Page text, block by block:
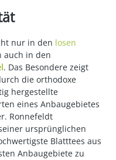
nur in den losen
auch in den
. Das Besondere zeigt
die orthodoxe
hergestellte
eines Anbaugebietes
Ronnefeldt
ursprünglichen
Blatttees aus
Anbaugebiete zu